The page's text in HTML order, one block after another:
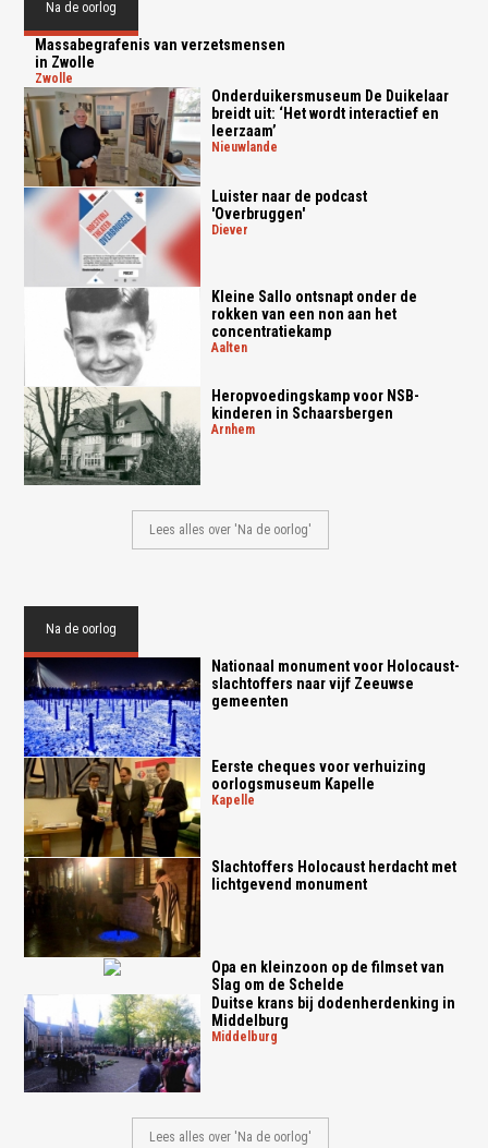
Na de oorlog
Massabegrafenis van verzetsmensen
in Zwolle
zwolle
Onderduikersmuseum De Duikelaar
breidt uit: ‘Het wordt interactief en
leerzaam’
nieuwlande
Luister naar de podcast
'Overbruggen'
diever
Kleine Sallo ontsnapt onder de
rokken van een non aan het
concentratiekamp
aalten
Heropvoedingskamp voor NSB-
kinderen in Schaarsbergen
arnhem
Lees alles over 'Na de oorlog'
Na de oorlog
Nationaal monument voor Holocaust-
slachtoffers naar vijf Zeeuwse
gemeenten
Eerste cheques voor verhuizing
oorlogsmuseum Kapelle
kapelle
Slachtoffers Holocaust herdacht met
lichtgevend monument
Opa en kleinzoon op de filmset van
Slag om de Schelde
Duitse krans bij dodenherdenking in
Middelburg
middelburg
Lees alles over 'Na de oorlog'